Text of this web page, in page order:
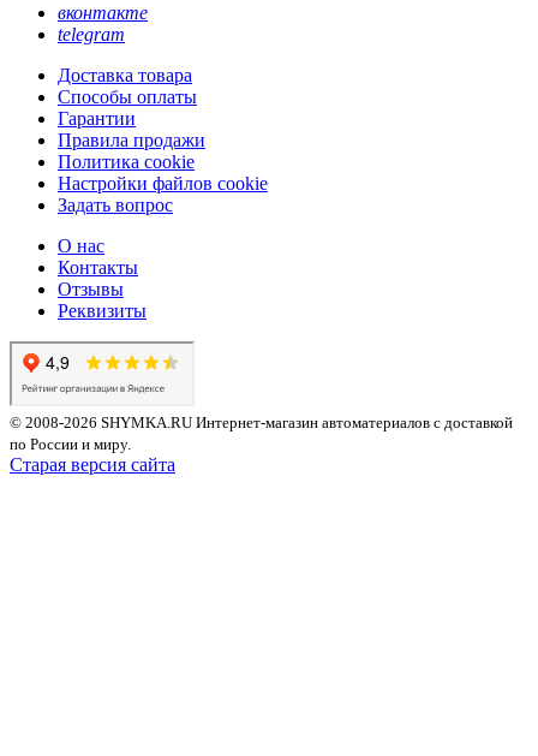
вконтакте
telegram
Доставка товара
Способы оплаты
Гарантии
Правила продажи
Политика cookie
Настройки файлов cookie
Задать вопрос
О нас
Контакты
Отзывы
Реквизиты
© 2008-2026 SHYMKA.RU Интернет-магазин автоматериалов с доставкой
по России и миру.
Старая версия сайта